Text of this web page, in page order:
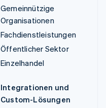
Gemeinnützige
Organisationen
Fachdienstleistungen
Öffentlicher Sektor
Einzelhandel
Integrationen und
Custom-Lösungen